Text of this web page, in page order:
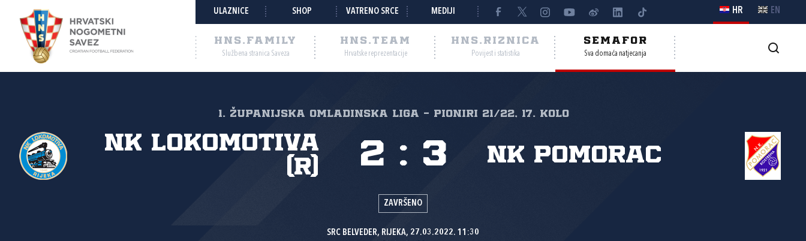
ULAZNICE SHOP VATRENO SRCE MEDIJI HR EN
HNS.FAMILY
Službena stranica Saveza
HNS.TEAM
Hrvatske reprezentacije
HNS.RIZNICA
Povijest i statistika
SEMAFOR
Sva domaća natjecanja
1. Županijska omladinska liga - Pioniri 21/22, 17. kolo
NK Lokomotiva
(R)
NK Pomorac
2 : 3
ZAVRŠENO
SRC BELVEDER, RIJEKA, 27.03.2022. 11:30